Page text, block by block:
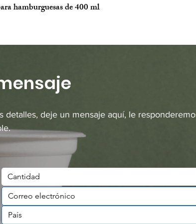
hamburguesas de 400 ml
deje un mensaje aquí, le
Cantidad